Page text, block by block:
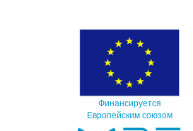
Финансируется
Европейским союзом